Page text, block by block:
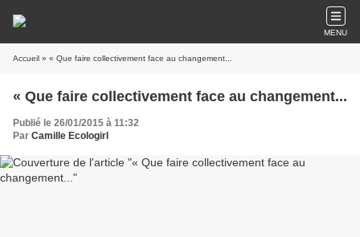
MENU
Accueil » « Que faire collectivement face au changement...
« Que faire collectivement face au changement...
Publié le 26/01/2015 à 11:32
Par Camille Ecologirl